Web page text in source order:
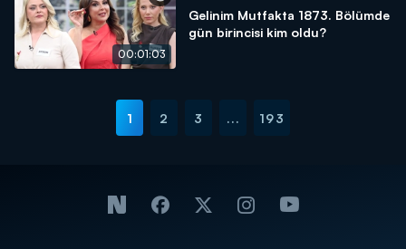
00:01:03
Gelinim Mutfakta 1873. Bölümde
gün birincisi kim oldu?
1 2 3 ... 193